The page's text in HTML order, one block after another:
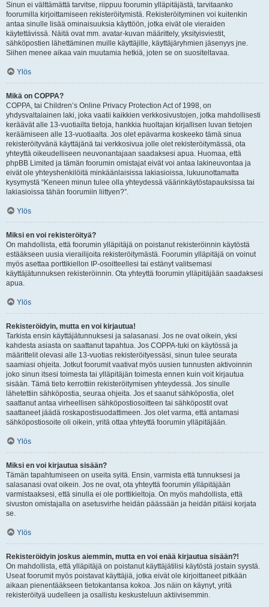
Sinun ei välttämättä tarvitse, riippuu foorumin ylläpitäjästä, tarvitaanko
foorumilla kirjoittamiseen rekisteröitymistä. Rekisteröityminen voi kuitenkin
antaa sinulle lisää ominaisuuksia käyttöön, jotka eivät ole vieraiden
käytettävissä. Näitä ovat mm. avatar-kuvan määrittely, yksityisviestit,
sähköpostien lähettäminen muille käyttäjille, käyttäjäryhmien jäsenyys jne.
Siihen menee aikaa vain muutamia hetkiä, joten se on suositeltavaa.
Ylös
Mikä on COPPA?
COPPA, tai Children’s Online Privacy Protection Act of 1998, on
yhdysvaltalainen laki, joka vaatii kaikkien verkkosivustojen, jotka mahdollisesti
keräävät alle 13-vuotiailta tietoja, hankkia huoltajan kirjallisen luvan tietojen
keräämiseen alle 13-vuotiaalta. Jos olet epävarma koskeeko tämä sinua
rekisteröityvänä käyttäjänä tai verkkosivua jolle olet rekisteröitymässä, ota
yhteyttä oikeudelliseen neuvonantajaan saadaksesi apua. Huomaa, että
phpBB Limited ja tämän foorumin omistajat eivät voi antaa lakineuvontaa ja
eivät ole yhteyshenkilöitä minkäänlaisissa lakiasioissa, lukuunottamatta
kysymystä “Keneen minun tulee olla yhteydessä väärinkäytöstapauksissa tai
lakiasioissa tähän foorumiin liittyen?”.
Ylös
Miksi en voi rekisteröityä?
On mahdollista, että foorumin ylläpitäjä on poistanut rekisteröinnin käytöstä
estääkseen uusia vierailijoita rekisteröitymästä. Foorumin ylläpitäjä on voinut
myös asettaa porttikiellon IP-osoitteellesi tai estänyt valitsemasi
käyttäjätunnuksen rekisteröinnin. Ota yhteyttä foorumin ylläpitäjään saadaksesi
apua.
Ylös
Rekisteröidyin, mutta en voi kirjautua!
Tarkista ensin käyttäjätunnuksesi ja salasanasi. Jos ne ovat oikein, yksi
kahdesta asiasta on saattanut tapahtua. Jos COPPA-tuki on käytössä ja
määrittelit olevasi alle 13-vuotias rekisteröityessäsi, sinun tulee seurata
saamiasi ohjeita. Jotkut foorumit vaativat myös uusien tunnusten aktivoinnin
joko sinun itsesi toimesta tai ylläpitäjän toimesta ennen kuin voit kirjautua
sisään. Tämä tieto kerrottiin rekisteröitymisen yhteydessä. Jos sinulle
lähetettiin sähköpostia, seuraa ohjeita. Jos et saanut sähköpostia, olet
saattanut antaa virheellisen sähköpostiosoitteen tai sähköpostit ovat
saattaneet jäädä roskapostisuodattimeen. Jos olet varma, että antamasi
sähköpostiosoite oli oikein, yritä ottaa yhteyttä foorumin ylläpitäjään.
Ylös
Miksi en voi kirjautua sisään?
Tämän tapahtumiseen on useita syitä. Ensin, varmista että tunnuksesi ja
salasanasi ovat oikein. Jos ne ovat, ota yhteyttä foorumin ylläpitäjään
varmistaaksesi, että sinulla ei ole porttikieltoja. On myös mahdollista, että
sivuston omistajalla on asetusvirhe heidän päässään ja heidän pitäisi korjata
se.
Ylös
Rekisteröidyin joskus aiemmin, mutta en voi enää kirjautua sisään?!
On mahdollista, että ylläpitäjä on poistanut käyttäjätilisi käytöstä jostain syystä.
Useat foorumit myös poistavat käyttäjiä, jotka eivät ole kirjoittaneet pitkään
aikaan pienentääkseen tietokantansa kokoa. Jos näin on käynyt, yritä
rekisteröityä uudelleen ja osallistu keskusteluun aktiivisemmin.